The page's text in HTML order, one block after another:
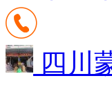
四川